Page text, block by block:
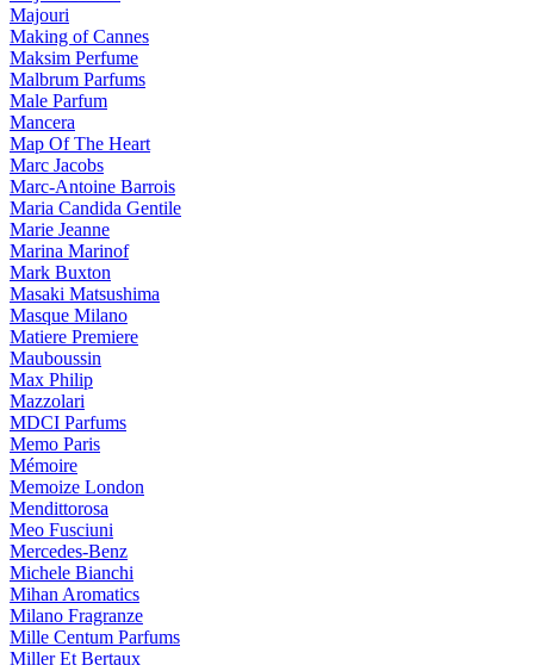
Majouri
Making of Cannes
Maksim Perfume
Malbrum Parfums
Male Parfum
Mancera
Map Of The Heart
Marc Jacobs
Marc-Antoine Barrois
Maria Candida Gentile
Marie Jeanne
Marina Marinof
Mark Buxton
Masaki Matsushima
Masque Milano
Matiere Premiere
Mauboussin
Max Philip
Mazzolari
MDCI Parfums
Memo Paris
Mémoire
Memoize London
Mendittorosa
Meo Fusciuni
Mercedes-Benz
Michele Bianchi
Mihan Aromatics
Milano Fragranze
Mille Centum Parfums
Miller Et Bertaux